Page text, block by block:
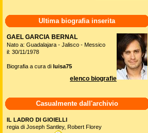
Ultima biografia inserita
GAEL GARCIA BERNAL
Nato a: Guadalajara - Jalisco - Messico
il: 30/11/1978
Biografia a cura di luisa75
elenco biografie
Casualmente dall'archivio
IL LADRO DI GIOIELLI
regia di Joseph Santley, Robert Florey